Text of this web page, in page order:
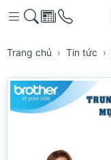
Trang chủ Tin tức